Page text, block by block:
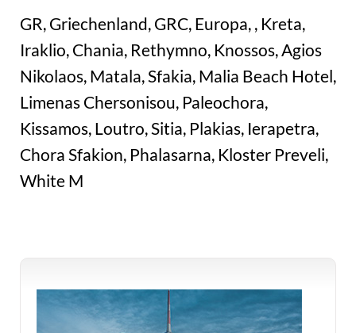
GR, Griechenland, GRC, Europa, , Kreta,
Iraklio, Chania, Rethymno, Knossos, Agios
Nikolaos, Matala, Sfakia, Malia Beach Hotel,
Limenas Chersonisou, Paleochora,
Kissamos, Loutro, Sitia, Plakias, Ierapetra,
Chora Sfakion, Phalasarna, Kloster Preveli,
White M